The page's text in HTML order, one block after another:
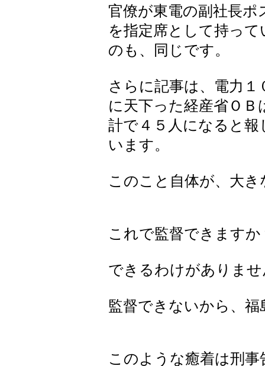
官僚が東電の副社長ポ
を指定席として持って
のも、同じです。
さらに記事は、電力１
に天下った経産省ＯＢ
計で４５人になると報
います。
このこと自体が、大
これで監督できますか
できるわけがありま
監督できないから、
このような癒着は刑